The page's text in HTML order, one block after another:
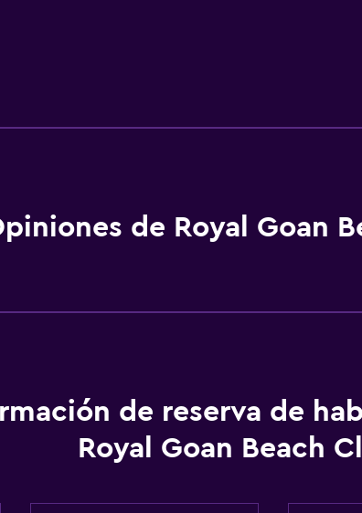
de Royal Goan
de reserva de
Royal Goan Beach